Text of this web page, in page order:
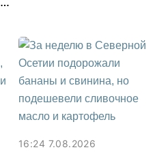
16:24 7.08.2026